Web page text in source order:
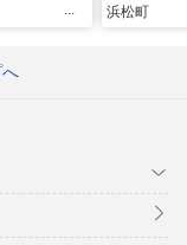
浜松町